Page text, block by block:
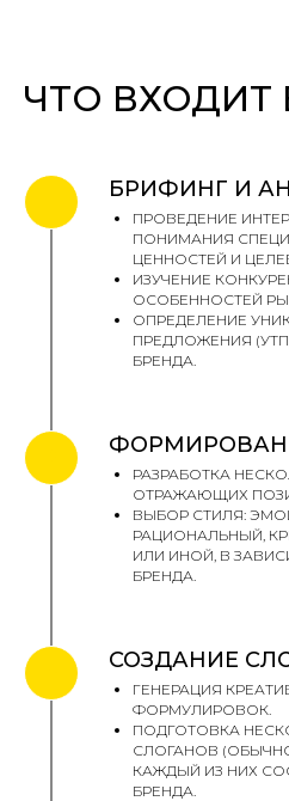
ЧТО ВХОДИТ
БРИФИНГ И
ПРОВЕДЕНИЕ
ПОНИМАНИЯ
ЦЕННОСТЕЙ И
ИЗУЧЕНИЕ
ОСОБЕННОСТЕЙ
ОПРЕДЕЛЕНИЕ
ПРЕДЛОЖЕНИЯ
БРЕНДА.
РАЗРАБОТКА
ОТРАЖАЮЩИХ
ВЫБОР СТИЛЯ:
РАЦИОНАЛЬНЫЙ,
ИЛИ ИНОЙ, В
БРЕНДА.
СОЗДАНИЕ
ГЕНЕРАЦИЯ
ФОРМУЛИРОВОК.
ПОДГОТОВКА
СЛОГАНОВ
КАЖДЫЙ ИЗ НИХ
БРЕНДА.